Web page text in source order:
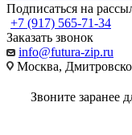
Подписаться на
+7 (917) 565-71-34
Заказать звонок
info@futura-zip.ru
Москва,
Звоните заранее